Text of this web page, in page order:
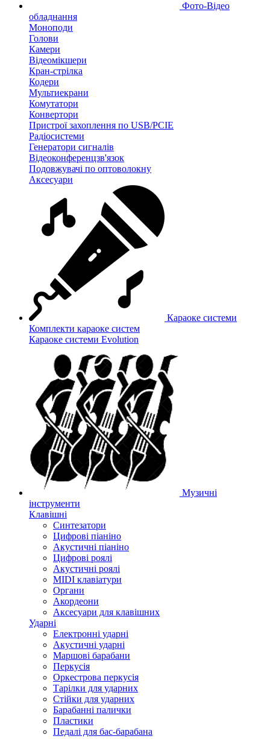
Фото-Відео
обладнання
Моноподи
Голови
Камери
Відеомікшери
Кран-стрілка
Кодери
Мультиекрани
Комутатори
Конвертори
Пристрої захоплення по USB/PCIE
Радіосистеми
Генератори сигналів
Відеоконференцзв'язок
Подовжувачі по оптоволокну
Аксесуари
Караоке системи
Комплекти караоке систем
Караоке системи Evolution
Музичні
інструменти
Клавішні
Синтезатори
Цифрові піаніно
Акустичні піаніно
Цифрові роялі
Акустичні роялі
MIDI клавіатури
Органи
Акордеони
Аксесуари для клавішних
Ударні
Електронні ударні
Акустичні ударні
Маршові барабани
Перкусія
Оркестрова перкусія
Тарілки для ударних
Стійки для ударних
Барабанні палички
Пластики
Педалі для бас-барабана